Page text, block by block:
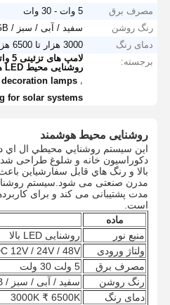
مصرف برق
5 وات - 30 وات
رنگ روشن
سفید / آبی / سبز / RGB
دمای رنگ
3000 هزار تا 6500 هزار
برجسته:
روشنایی محیط LED هوشمند
,
lamps
for solar systems
روشنایی محیط هوشمند
اين سيستم روشنايي محيطي ال اي
دکوراسيون خانه و شلوغ طراحی
بالا و رنگ هاي قابل سفارشياین
مدرن صنعتی می شود.سیستم
مدت پشتیبانی می کند و برای
است.
ماده
منبع نور
روشنایی LED بالا
ولتاژ ورودی
12V / 24V / 48V
مصرف برق
5 ولت 30 ولت
رنگ روشن
سفید / آبی / سبز / RGB
دمای رنگ
3000K ₹ 6500K